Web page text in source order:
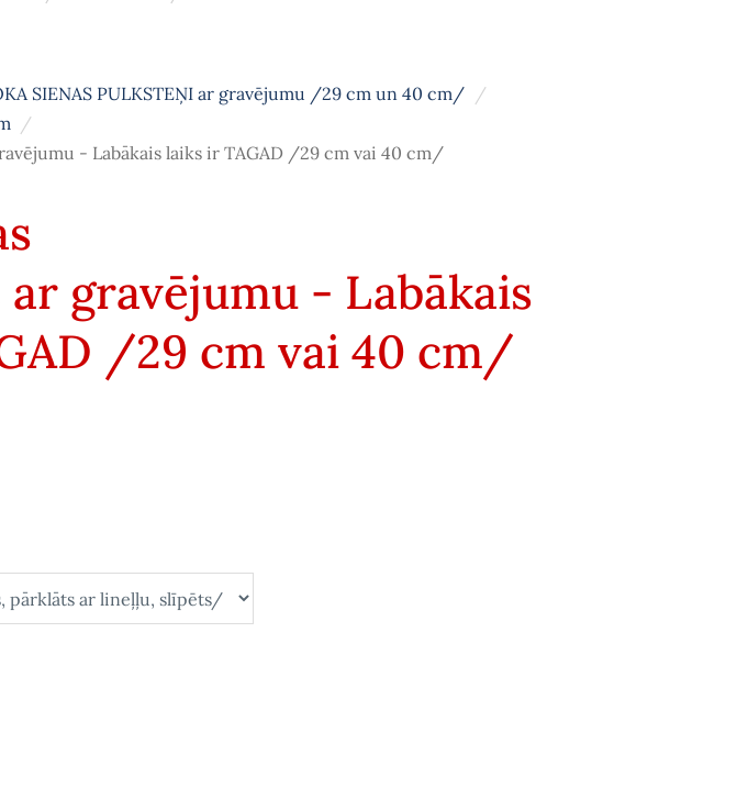
SIENAS PULKSTEŅI ar gravējumu /29 cm un 40 cm/
- Labākais laiks ir TAGAD /29 cm vai 40 cm/
gravējumu - Labākais
/29 cm vai 40 cm/